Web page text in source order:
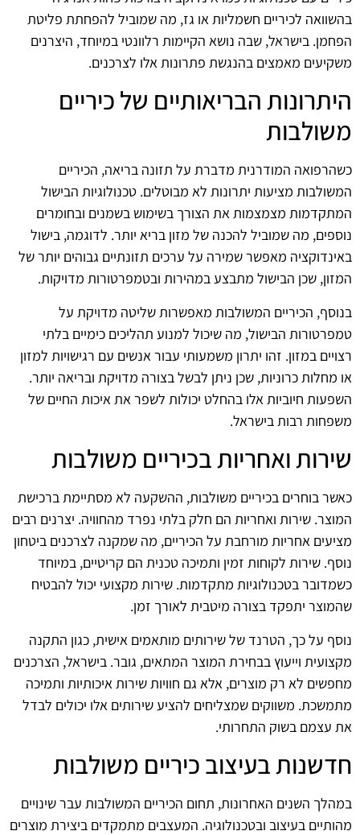
בהשוואה לכיריים חשמליות או גז, מה שמוביל להפחתת פליטת
הפחמן. בישראל, שבה נושא הקיימות רלוונטי במיוחד, היצרנים
משקיעים מאמצים בהנגשת פתרונות אלו לצרכנים.
היתרונות הבריאותיים של כיריים
משולבות
כשהרפואה המודרנית מדברת על תזונה בריאה, הכיריים
המשולבות מציעות יתרונות לא מבוטלים. טכנולוגיות הבישול
המתקדמות מצמצמות את הצורך בשימוש בשמנים ובחומרים
נוספים, מה שמוביל להכנה של מזון בריא יותר. לדוגמה, בישול
באינדוקציה מאפשר שמירה על ערכים תזונתיים גבוהים יותר של
המזון, שכן הבישול מתבצע במהירות ובטמפרטורות מדויקות.
בנוסף, הכיריים המשולבות מאפשרות שליטה מדויקת על
טמפרטורות הבישול, מה שיכול למנוע תהליכים כימיים בלתי
רצויים במזון. זהו יתרון משמעותי עבור אנשים עם רגישויות למזון
או מחלות כרוניות, שכן ניתן לבשל בצורה מדויקת ובריאה יותר.
השפעות חיוביות אלו בהחלט יכולות לשפר את איכות החיים של
משפחות רבות בישראל.
שירות ואחריות בכיריים משולבות
כאשר בוחרים בכיריים משולבות, ההשקעה לא מסתיימת ברכישת
המוצר. שירות ואחריות הם חלק בלתי נפרד מהחוויה. יצרנים רבים
מציעים אחריות מורחבת על הכיריים, מה שמקנה לצרכנים ביטחון
נוסף. שירות לקוחות זמין ותמיכה טכנית הם קריטיים, במיוחד
כשמדובר בטכנולוגיות מתקדמות. שירות מקצועי יכול להבטיח
שהמוצר יתפקד בצורה מיטבית לאורך זמן.
נוסף על כך, הטרנד של שירותים מותאמים אישית, כגון התקנה
מקצועית וייעוץ בבחירת המוצר המתאים, גובר. בישראל, הצרכנים
מחפשים לא רק מוצרים, אלא גם חוויות שירות איכותיות ותמיכה
מתמשכת. משווקים שמצליחים להציע שירותים אלו יכולים לבדל
את עצמם בשוק התחרותי.
חדשנות בעיצוב כיריים משולבות
במהלך השנים האחרונות, תחום הכיריים המשולבות עבר שינויים
מהותיים בעיצוב ובטכנולוגיה. המעצבים מתמקדים ביצירת מוצרים